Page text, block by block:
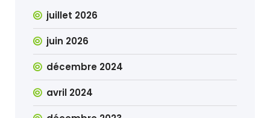
juillet 2026
juin 2026
décembre 2024
avril 2024